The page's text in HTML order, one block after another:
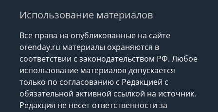
Использование материалов
Все права на опубликованные на сайте
orenday.ru материалы охраняются в
соответствии с законодательством РФ. Любое
использование материалов допускается
только по согласованию с Редакцией с
обязательной активной ссылкой на источник.
Редакция не несет ответственности за